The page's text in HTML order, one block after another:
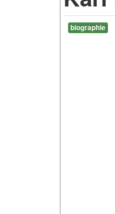
biographie